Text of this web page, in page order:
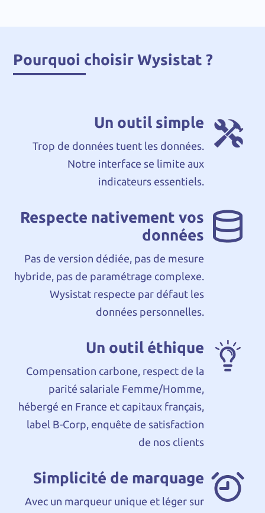
Pourquoi choisir Wysistat ?
Un outil simple
Trop de données tuent les données.
Notre interface se limite aux
indicateurs essentiels.
Respecte nativement vos
données
Pas de version dédiée, pas de mesure
hybride, pas de paramétrage complexe.
Wysistat respecte par défaut les
données personnelles.
Un outil éthique
Compensation carbone, respect de la
parité salariale Femme/Homme,
hébergé en France et capitaux français,
label B-Corp, enquête de satisfaction
de nos clients
Simplicité de marquage
Avec un marqueur unique et léger sur